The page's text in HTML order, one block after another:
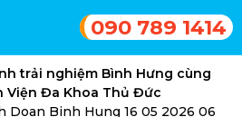
090 789 1414
trải nghiệm Bình Hưng cùng
Viện Đa Khoa Thủ Đức
Doan Binh Hung 16 05 2026 06